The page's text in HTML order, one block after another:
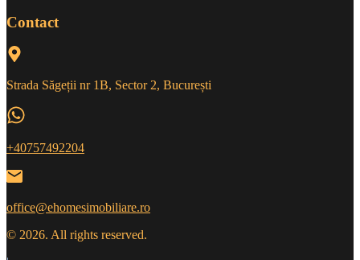
Contact
Strada Săgeții nr 1B, Sector 2, București
+40757492204
office@ehomesimobiliare.ro
© 2026. All rights reserved.